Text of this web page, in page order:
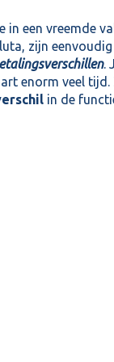
in een vreemde
zijn
.
enorm veel
in de